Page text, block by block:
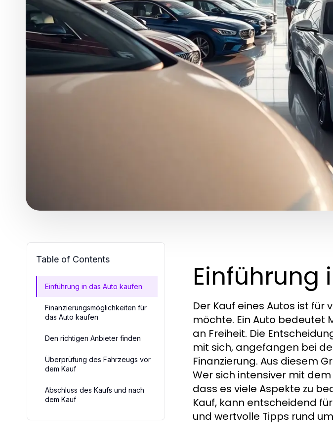
Table of Contents
Einführung in das Auto kaufen
Finanzierungsmöglichkeiten für
das Auto kaufen
Den richtigen Anbieter finden
Überprüfung des Fahrzeugs vor
dem Kauf
Abschluss des Kaufs und nach
dem Kauf
Einführung
Der Kauf eines Autos ist
möchte. Ein Auto bedeutet
an Freiheit. Die
mit sich, angefangen bei
Finanzierung. Aus diesem
Wer sich intensiver mit
dass es viele Aspekte zu
Kauf, kann entscheidend
und wertvolle Tipps rund